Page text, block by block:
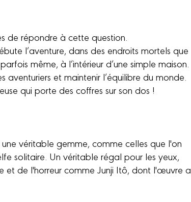
de répondre à cette question.
l’aventure, dans des endroits mortels que
même, à l’intérieur d’une simple maison.
et maintenir l’équilibre du monde.
qui porte des coffres sur son dos !
véritable gemme, comme celles que l'on
solitaire. Un véritable régal pour les yeux,
et de l'horreur comme Junji Itô, dont l'œuvre a